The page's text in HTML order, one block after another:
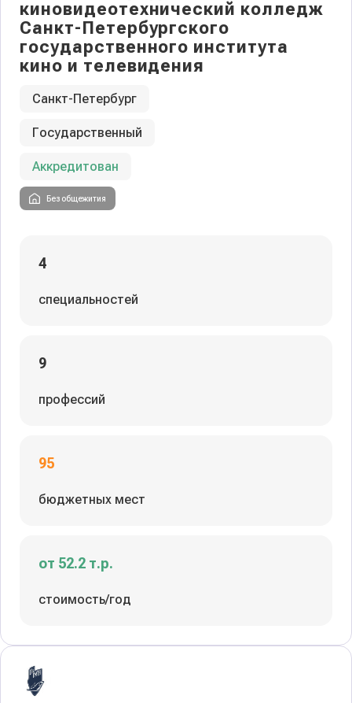
киновидеотехнический колледж
Санкт-Петербургского
государственного института
кино и телевидения
Санкт-Петербург
Государственный
Аккредитован
Без общежития
4
специальностей
9
профессий
95
бюджетных мест
от 52.2 т.р.
стоимость/год